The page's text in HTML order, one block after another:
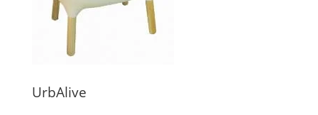
UrbAlive